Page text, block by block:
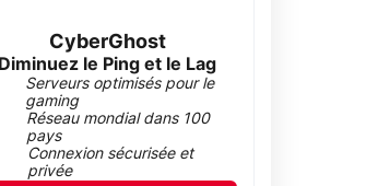
CyberGhost
Diminuez le Ping et le Lag
Serveurs optimisés pour le
gaming
Réseau mondial dans 100
pays
Connexion sécurisée et
privée